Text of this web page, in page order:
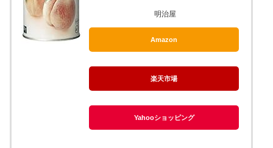
明治屋
Amazon
楽天市場
Yahooショッピング